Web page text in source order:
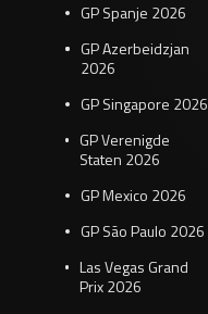
GP Spanje 2026
GP Azerbeidzjan
2026
GP Singapore 2026
GP Verenigde
Staten 2026
GP Mexico 2026
GP São Paulo 2026
Las Vegas Grand
Prix 2026